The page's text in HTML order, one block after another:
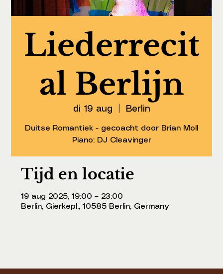
Liederrecit
al Berlijn
di 19 aug Berlin
Duitse Romantiek - gecoacht door Brian Moll
Piano: DJ Cleavinger
Tijd en locatie
19 aug 2025, 19:00 – 23:00
Berlin, Gierkepl., 10585 Berlin, Germany